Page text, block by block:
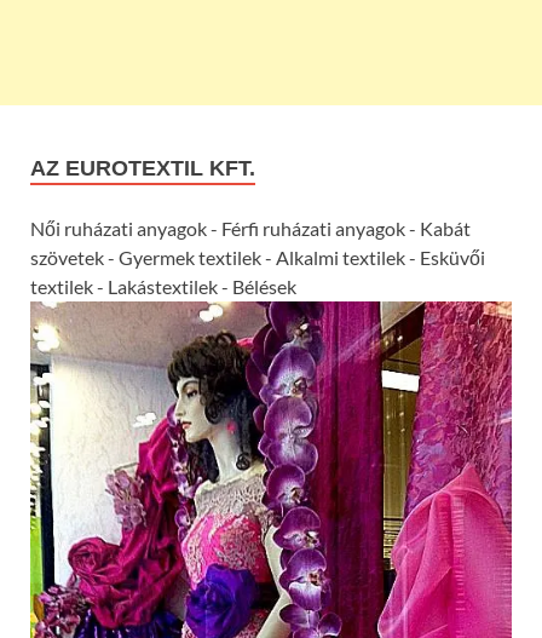
AZ EUROTEXTIL KFT.
Női ruházati anyagok - Férfi ruházati anyagok - Kabát
szövetek - Gyermek textilek - Alkalmi textilek - Esküvői
textilek - Lakástextilek - Bélések